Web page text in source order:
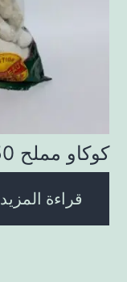
كوكاو مملح 350غ
قراءة المزيد